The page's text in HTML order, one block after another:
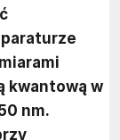
kwantową w
nm.